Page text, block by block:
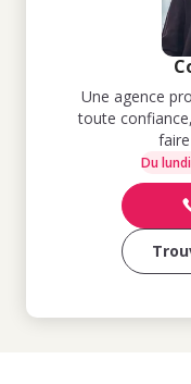
Une agence
toute
Du